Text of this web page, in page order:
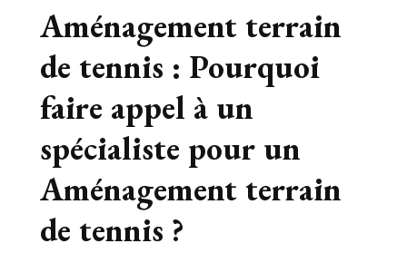
Aménagement terrain
de tennis : Pourquoi
faire appel à un
spécialiste pour un
Aménagement terrain
de tennis ?